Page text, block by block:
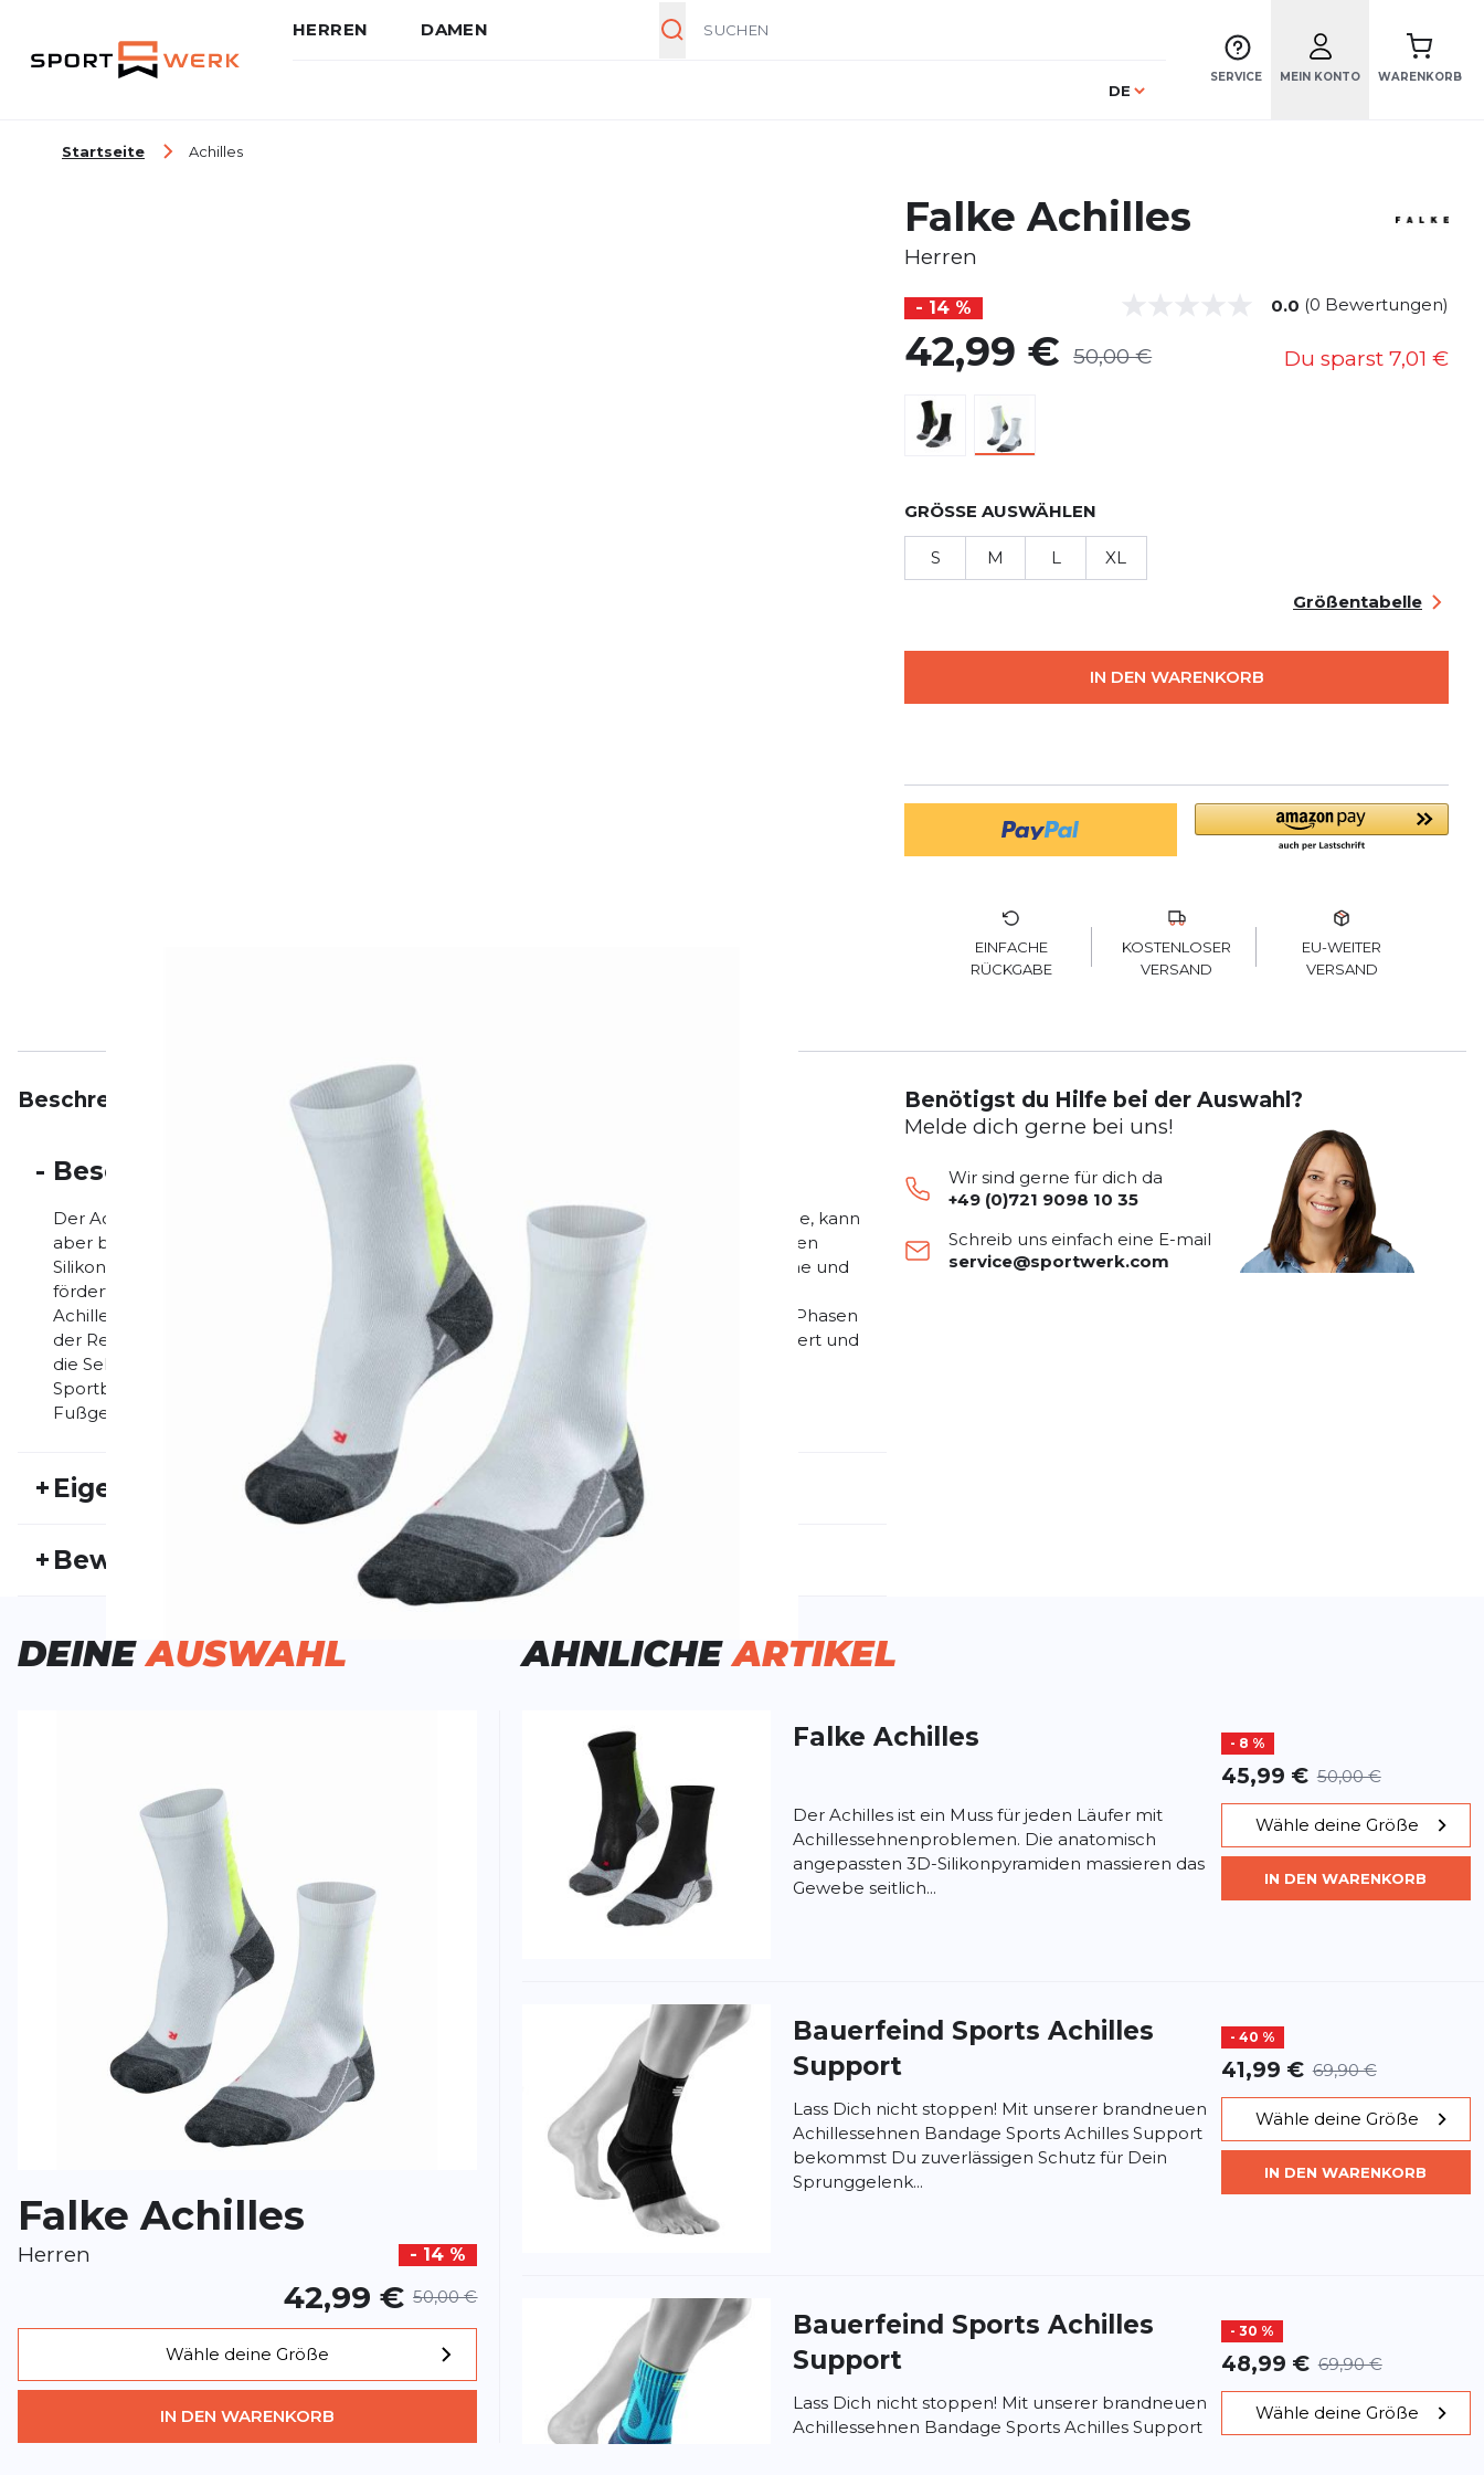
HERREN DAMEN
Sprache
DE
SERVICE MEIN KONTO WARENKORB
Startseite Achilles
Falke Achilles
Herren
- 14 % 0.0 (0 Bewertungen)
42,99 € 50,00 € Du sparst 7,01 €
GRÖSSE AUSWÄHLEN
S M L XL
Größentabelle
IN DEN WARENKORB
EINFACHE
RÜCKGABE
KOSTENLOSER
VERSAND
EU-WEITER
VERSAND
Beschreibung Eigenschaften Bewertungen
- Beschreibung
Der Achilles ist ein Medizinprodukt und funktioniert ähnlich einer Achillessehnen-Bandage, kann
aber bequem in jedem flachen Sportschuh getragen werden. Der Strumpf mit integrierten
Silikonnoppen, oberhalb des Schuhrandes, massiert das Gewebe seitlich der Achillessehne und
fördert eine bessere Durchblutung während des Sports. Dies hilft bei Schmerzen der
Achillessehne, wie Achillodynie, Tendinopathie und Paratendinopathie sowie in späteren Phasen
der Rehabilitation nach Achillessehnenriss oder –entzündung. Schmerzen werden gelindert und
die Sehne wird schrittweise gesünder, elastischer und leistungsfähiger. Die integrierte
Sportbandage im Strumpf-Gewand stabilisiert mit ihrer eingebauten Kompression das
Fußgelenk.
+ Eigenschaften
FAL20FS10006 Fremdartikelnummer:
Geschlecht:
Herren Aktivitätstyp:
+ Bewertungen
Dieses Formular ist durch reCAPTCHA geschützt – es gelten die DatenschutzbestimmungenundNutzungsbedingungen
Benötigst du Hilfe bei der Auswahl?
Melde dich gerne bei uns!
Wir sind gerne für dich da
+49 (0)721 9098 10 35
Schreib uns einfach eine E-mail
service@sportwerk.com
DEINEAUSWAHL
Falke Achilles
Herren - 14 %
42,99 € 50,00 €
Wähle deine Größe
IN DEN WARENKORB
ÄHNLICHEARTIKEL
FalkeAchilles - 8 %
45,99 € 50,00 €
Der Achilles ist ein Muss für jeden Läufer mit
Achillessehnenproblemen. Die anatomisch
angepassten 3D-Silikonpyramiden massieren das
Gewebe seitlich...
Wähle deine Größe
IN DEN WARENKORB
Bauerfeind SportsAchilles
Support
- 40 %
41,99 € 69,90 €
Lass Dich nicht stoppen! Mit unserer brandneuen
Achillessehnen Bandage Sports Achilles Support
bekommst Du zuverlässigen Schutz für Dein
Sprunggelenk...
Wähle deine Größe
IN DEN WARENKORB
Bauerfeind SportsAchilles
Support
- 30 %
48,99 € 69,90 €
Lass Dich nicht stoppen! Mit unserer brandneuen
Achillessehnen Bandage Sports Achilles Support
Wähle deine Größe